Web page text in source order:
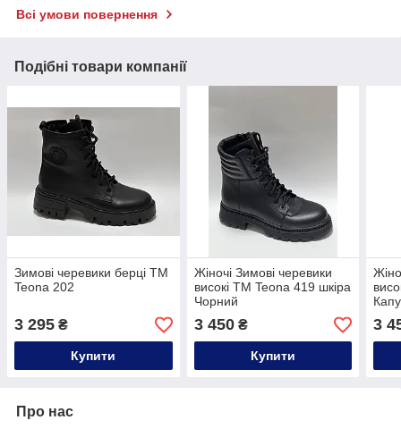
Всі умови повернення
Подібні товари компанії
Зимові черевики берці ТМ
Teona 202
3 295 ₴
Купити
Жіночі Зимові черевики
високі ТМ Teona 419 шкіра
Чорний
3 450₴
Купити
3
Про нас